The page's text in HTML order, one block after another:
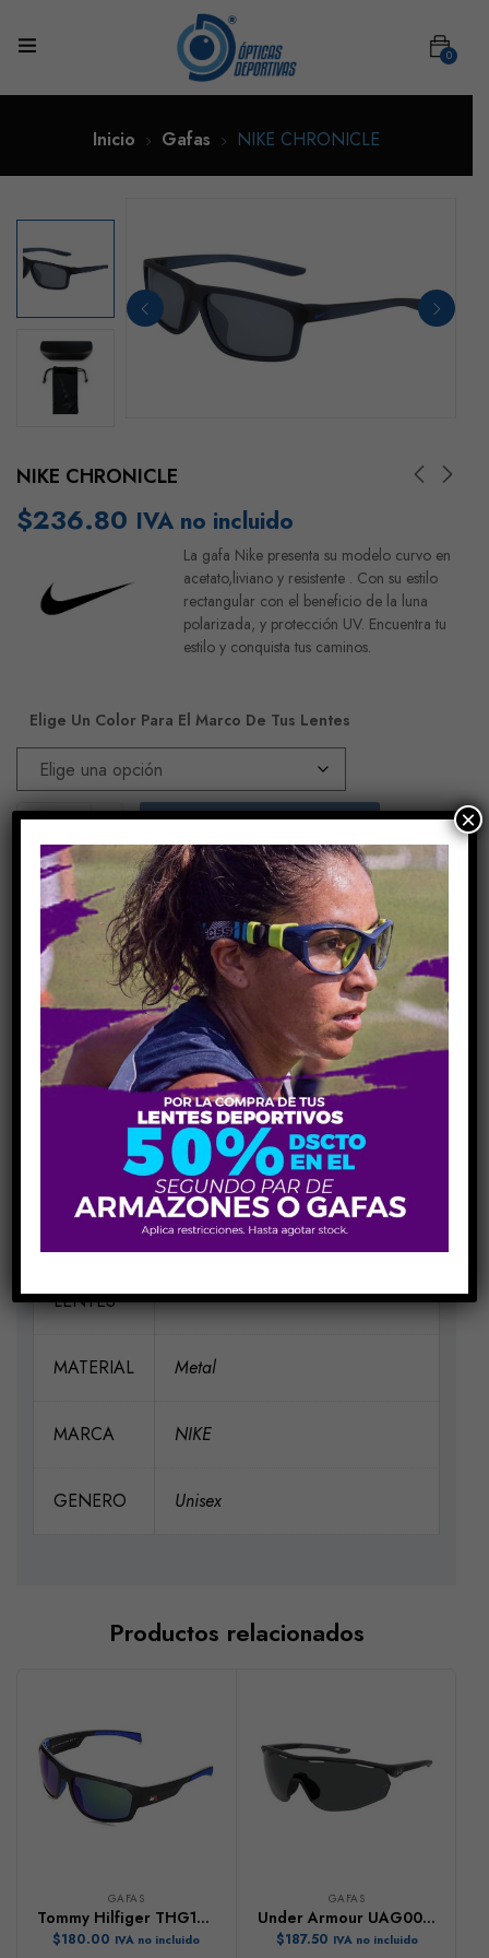
0
Inicio Gafas NIKE CHRONICLE
NIKE CHRONICLE
$236.80 IVA no incluido
La gafa Nike presenta su modelo curvo en
acetato,liviano y resistente . Con su estilo
rectangular con el beneficio de la luna
polarizada, y protección UV. Encuentra tu
estilo y conquista tus caminos.
Elige Un Color Para El Marco De Tus Lentes
COMPARE
Share Link:
INFORMACIÓN ADICIONAL
H59-V35-P16-VA135
ELIGE UN
COLOR
PARA EL
MARCO
LENTES
CW4656 C410 NAVY
MATERIAL Metal
MARCA NIKE
GENERO Unisex
Productos relacionados
GAFAS
Tommy Hilfiger THG1722
$180.00 IVA no incluido
GAFAS
Under Armour UAG0003
$187.50 IVA no incluido
×